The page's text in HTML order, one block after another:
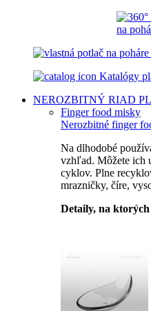
Katalógy
NEROZBITNÝ RIAD
Finger food misky
Nerozbitné finger
Na dlhodobé
vzhľad. Môžete ich
cyklov. Plne
mrazničky, číre,
Detaily, na ktorých